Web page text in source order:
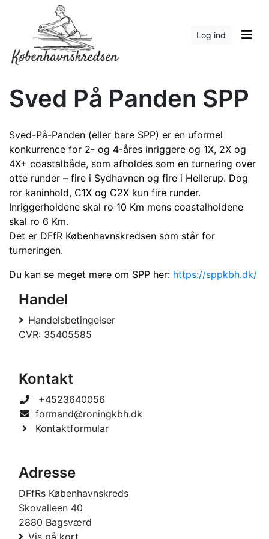
Log ind
Sved På Panden SPP
Sved-På-Panden (eller bare SPP) er en uformel
konkurrence for 2- og 4-åres inriggere og 1X, 2X og
4X+ coastalbåde, som afholdes som en turnering over
otte runder – fire i Sydhavnen og fire i Hellerup. Dog
ror kaninhold, C1X og C2X kun fire runder.
Inriggerholdene skal ro 10 Km mens coastalholdene
skal ro 6 Km.
Det er DFfR Københavnskredsen som står for
turneringen.
Du kan se meget mere om SPP her: https://sppkbh.dk/
Handel
Handelsbetingelser
CVR: 35405585
Kontakt
+4523640056
formand@roningkbh.dk
Kontaktformular
Adresse
DFfRs Københavnskreds
Skovalleen 40
2880 Bagsværd
Vis på kort